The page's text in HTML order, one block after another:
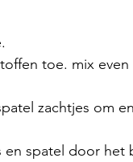
toe. mix
zachtjes om
en spatel door het